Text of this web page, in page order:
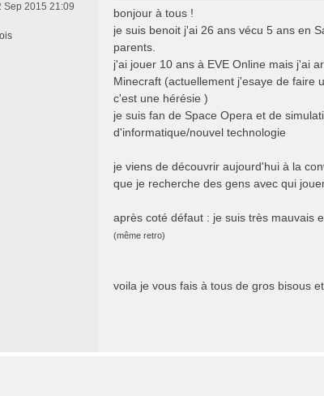
Sep 2015 21:09
s
s
a
g
e
bonjour à tous !
je suis benoit j'ai 26 ans vécu 5 ans en
parents.
j'ai jouer 10 ans à EVE Online mais j'ai
Minecraft (actuellement j'esaye de faire
c'est une hérésie )
je suis fan de Space Opera et de
d'informatique/nouvel technologie
je viens de découvrir aujourd'hui à la
que je recherche des gens avec qui
après coté défaut : je suis très mauvais
(même retro)
voila je vous fais à tous de gros bisous